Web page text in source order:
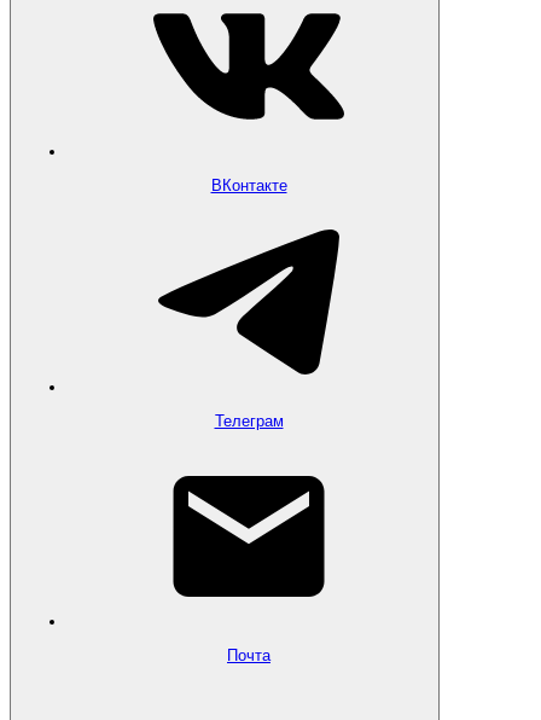
ВКонтакте
Телеграм
Почта